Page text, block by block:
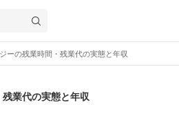
ーの残業時間・残業代の実態と年収
業代の実態と年収